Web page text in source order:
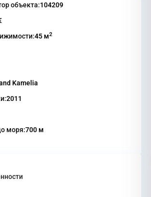
объекта:104209
45 м2
Kamelia
2011
моря:700 м